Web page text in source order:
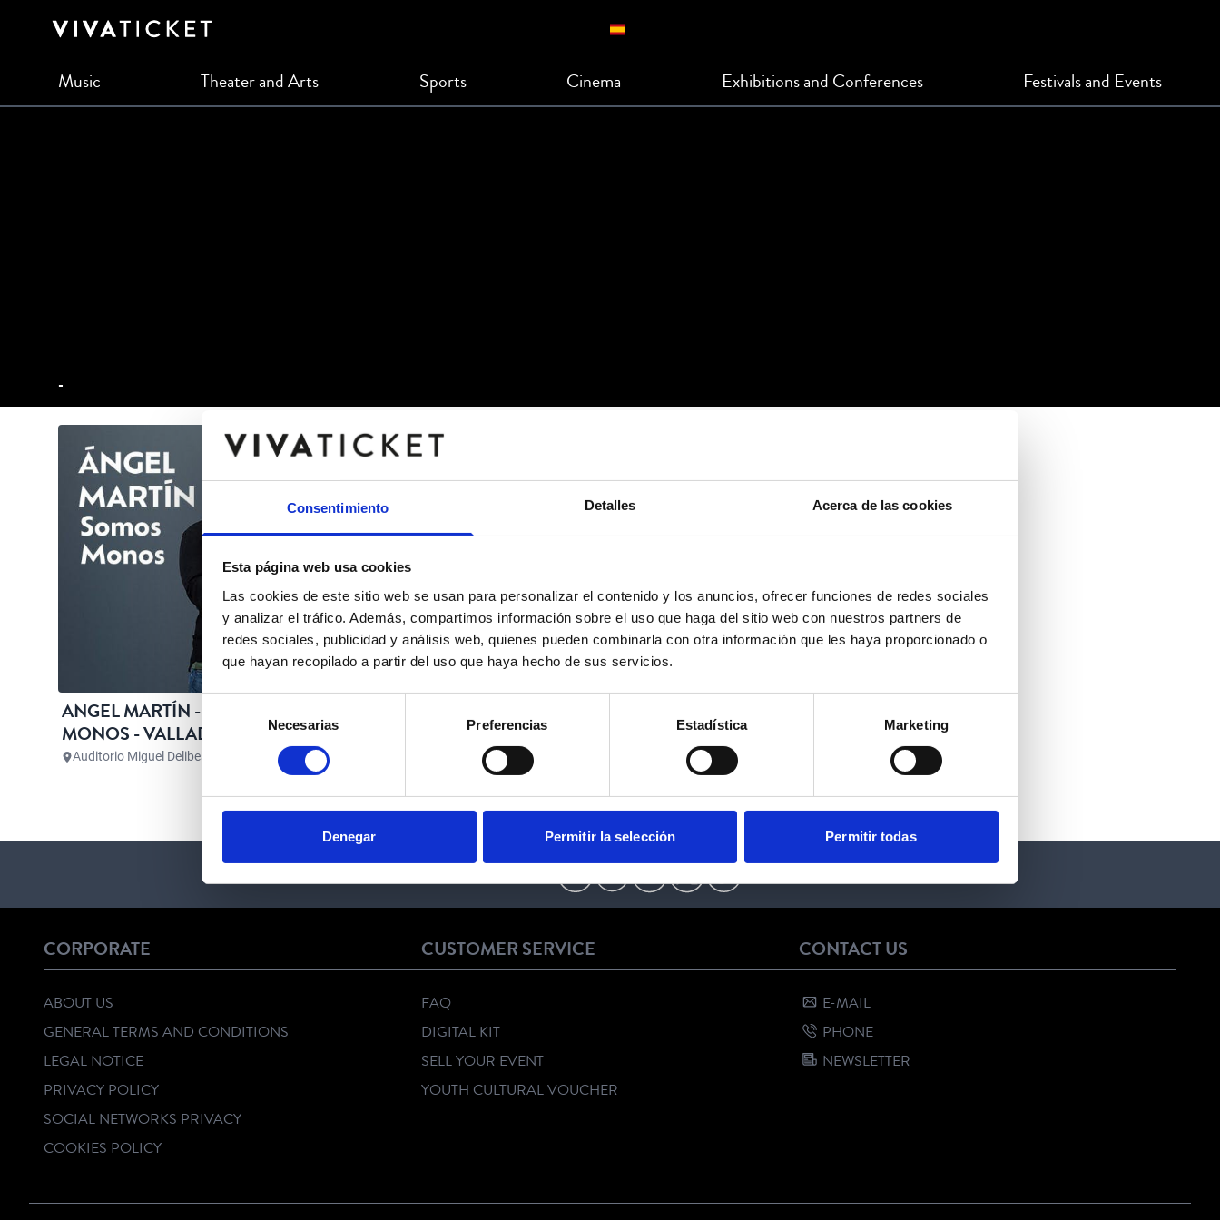
Consentimiento Detalles Acerca de las cookies
Esta página web usa cookies
Las cookies de este sitio web se usan para personalizar el contenido y los anuncios, ofrecer funciones de redes sociales
y analizar el tráfico. Además, compartimos información sobre el uso que haga del sitio web con nuestros partners de
redes sociales, publicidad y análisis web, quienes pueden combinarla con otra información que les haya proporcionado o
que hayan recopilado a partir del uso que haya hecho de sus servicios.
de
consentimiento
Necesarias Preferencias Estadística Marketing
Denegar Permitir la selección Permitir todas
Music Theater and Arts Sports Cinema Exhibitions and Conferences Festivals and Events
-
ANGEL MARTÍN - SOMOS
MONOS - VALLADOLID
Auditorio Miguel Delibes
CORPORATE
ABOUT US
GENERAL TERMS AND CONDITIONS
LEGAL NOTICE
PRIVACY POLICY
SOCIAL NETWORKS PRIVACY
COOKIES POLICY
CUSTOMER SERVICE
FAQ
DIGITAL KIT
SELL YOUR EVENT
YOUTH CULTURAL VOUCHER
CONTACT US
E-MAIL
PHONE
NEWSLETTER